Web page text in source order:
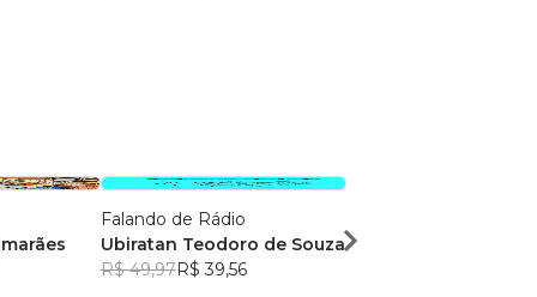
Falando de Rádio
Ubiratan Teodoro de Souza
R$ 49,97R$ 39,56
Clayton Yaso Arakaki